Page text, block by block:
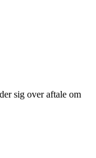
sig over aftale om